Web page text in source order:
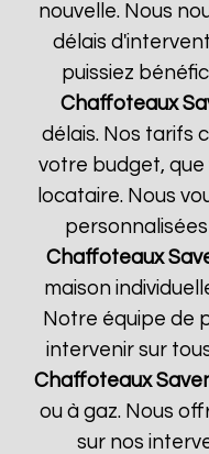
nouvelle. Nous
délais
puissiez
Chaffoteaux
délais. Nos tarifs
votre budget,
locataire. Nous
Chaffoteaux
maison
Notre équipe de
intervenir sur
Chaffoteaux
ou à gaz. Nous
sur nos